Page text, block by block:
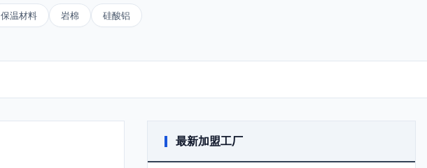
保温材料 岩棉 硅酸铝
最新加盟工厂